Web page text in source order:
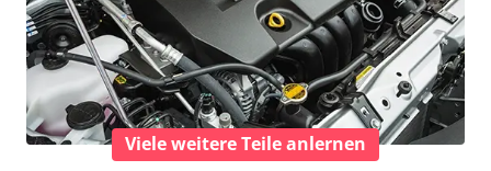
Viele weitere Teile anlernen